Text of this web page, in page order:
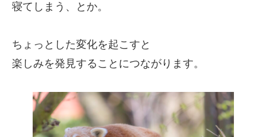
寝てしまう、とか。
ちょっとした変化を起こすと
楽しみを発見することにつながります。